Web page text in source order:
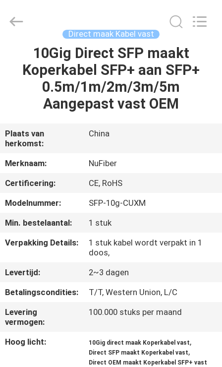
PRODUCTEN
ONGEVEER
ONS
FABRIEKSREIS
KWALITEITSCONTROLE
CONTACTEER
ONS
NIEUWS
VERZOEK
OM
EEN
Rights
Direct maak Kabel vast
10Gig Direct SFP maakt
Koperkabel SFP+ aan SFP+
0.5m/1m/2m/3m/5m
Aangepast vast OEM
Plaats van
herkomst:
China
Merknaam:
NuFiber
Certificering:
CE, RoHS
Modelnummer:
SFP-10g-CUXM
Min. bestelaantal:
1 stuk
Verpakking Details:
1 stuk kabel wordt verpakt in 1
doos,
Levertijd:
2~3 dagen
Betalingscondities:
T/T, Western Union, L/C
Levering
vermogen:
100.000 stuks per maand
Hoog licht: 10Gig direct maak Koperkabel vast,
Direct SFP maakt Koperkabel vast,
Direct OEM maakt Koperkabel SFP+ vast